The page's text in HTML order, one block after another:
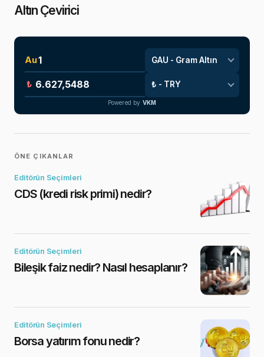
Altın Çevirici
Au
₺
Powered by VKM
ÖNE ÇIKANLAR
Editörün Seçimleri
CDS (kredi risk primi) nedir?
Editörün Seçimleri
Bileşik faiz nedir? Nasıl hesaplanır?
Editörün Seçimleri
Borsa yatırım fonu nedir?